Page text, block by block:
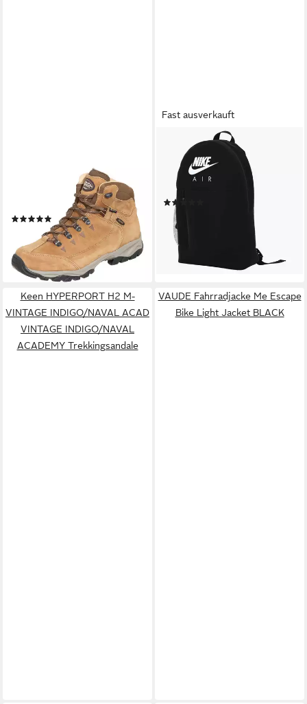
Wanderschuh GORE-TEX® –
Winddicht, wasserdicht und
(13)
239,90 €
lieferbar - in 2-3 Werktagen bei dir
+13
Fast ausverkauft
Rucksack Nike Elemental Kids'
Backpack (20L), Für Kinder
und Jugendliche
32,99 €
lieferbar - in 2-3 Werktagen bei dir
Keen HYPERPORT H2 M-
VINTAGE INDIGO/NAVAL ACAD
VINTAGE INDIGO/NAVAL
ACADEMY Trekkingsandale
VAUDE Fahrradjacke Me Escape
Bike Light Jacket BLACK